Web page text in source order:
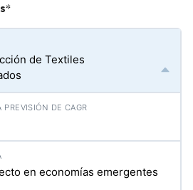
*
de Textiles
en economías emergentes